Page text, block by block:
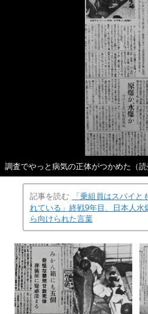
調査でやっと病気の正体がつかめた（読
記事を読む
「乗組員はスパイと
れている」終戦9年目、日本人水
ら向けられた言葉